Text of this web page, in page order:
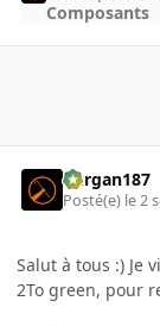
Composants
kurgan187
Posté(e) le 2
Salut à tous :) Je
2To green, pour